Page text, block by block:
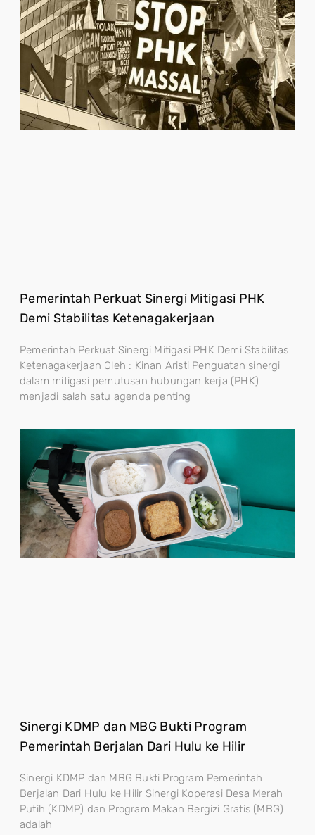
Pemerintah Perkuat Sinergi Mitigasi PHK
Demi Stabilitas Ketenagakerjaan
Pemerintah Perkuat Sinergi Mitigasi PHK Demi Stabilitas
Ketenagakerjaan Oleh : Kinan Aristi Penguatan sinergi
dalam mitigasi pemutusan hubungan kerja (PHK)
menjadi salah satu agenda penting
Sinergi KDMP dan MBG Bukti Program
Pemerintah Berjalan Dari Hulu ke Hilir
Sinergi KDMP dan MBG Bukti Program Pemerintah
Berjalan Dari Hulu ke Hilir Sinergi Koperasi Desa Merah
Putih (KDMP) dan Program Makan Bergizi Gratis (MBG)
adalah